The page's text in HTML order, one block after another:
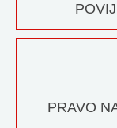
PRAVO